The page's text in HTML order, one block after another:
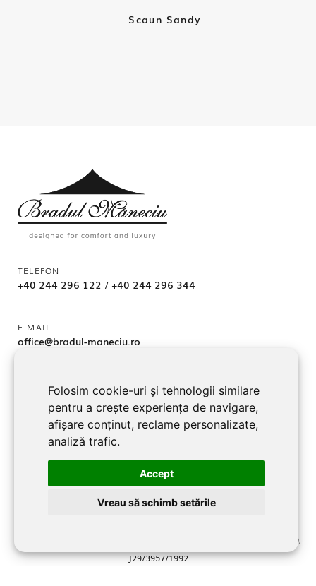
Folosim cookie-uri și tehnologii similare
pentru a crește experiența de navigare,
afișare conținut, reclame personalizate,
analiză trafic.
Accept
Vreau să schimb setările
Scaun Sandy
TELEFON
+40 244 296 122 / +40 244 296 344
E-MAIL
office@bradul-maneciu.ro
ADRESA
jud. Prahova, Localitate Măneciu-Pământeni 107362
URMĂREȘTE-NE
©2026 BRADUL MANECIU SRL toate drepturile rezervate RO2701219,
J29/3957/1992